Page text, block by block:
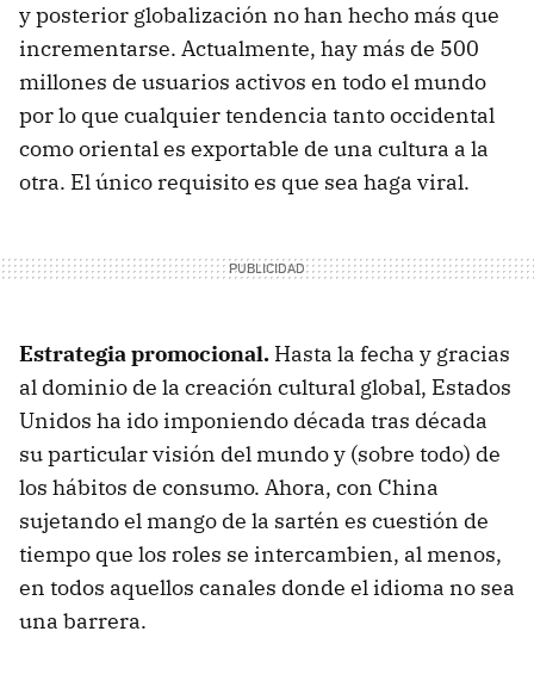
y posterior globalización no han hecho más que
incrementarse. Actualmente, hay más de 500
millones de usuarios activos en todo el mundo
por lo que cualquier tendencia tanto occidental
como oriental es exportable de una cultura a la
otra. El único requisito es que sea haga viral.
Estrategia promocional. Hasta la fecha y gracias
al dominio de la creación cultural global, Estados
Unidos ha ido imponiendo década tras década
su particular visión del mundo y (sobre todo) de
los hábitos de consumo. Ahora, con China
sujetando el mango de la sartén es cuestión de
tiempo que los roles se intercambien, al menos,
en todos aquellos canales donde el idioma no sea
una barrera.